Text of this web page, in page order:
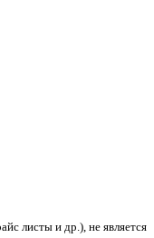
листы и др.), не является